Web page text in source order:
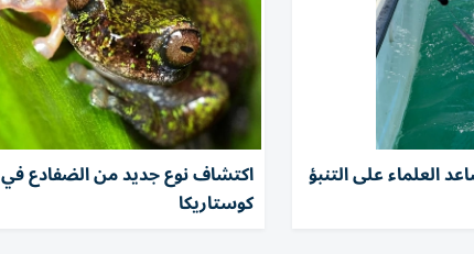
العلماء على التنبؤ اكتشاف نوع جديد من الضفادع في
كوستاريكا